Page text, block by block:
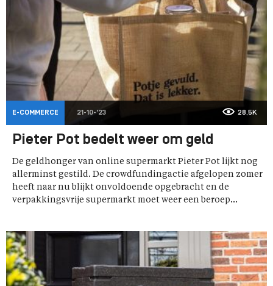
E-COMMERCE 21-10-'23 28,5K
Pieter Pot bedelt weer om geld
De geldhonger van online supermarkt Pieter Pot lijkt nog
allerminst gestild. De crowdfundingactie afgelopen zomer
heeft naar nu blijkt onvoldoende opgebracht en de
verpakkingsvrije supermarkt moet weer een beroep...